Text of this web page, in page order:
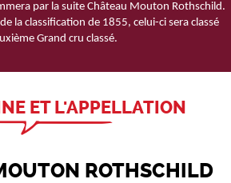
par la suite Château Mouton Rothschild.
la classification de 1855, celui-ci sera classé
Grand cru classé.
ET L'APPELLATION
ROTHSCHILD